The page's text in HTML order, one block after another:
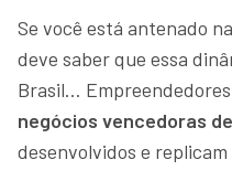
Se você está antenado
deve saber que essa
Brasil… Empreendedores
negócios vencedoras
desenvolvidos e replicam